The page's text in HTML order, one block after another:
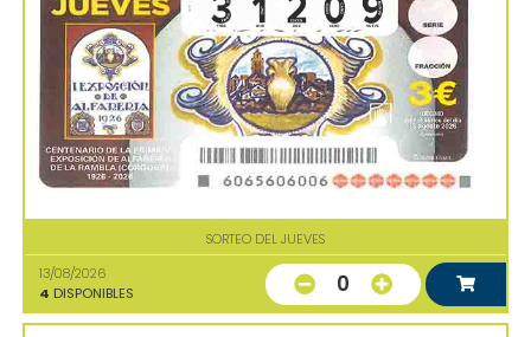
SORTEO DEL JUEVES
13/08/2026
4 DISPONIBLES 0